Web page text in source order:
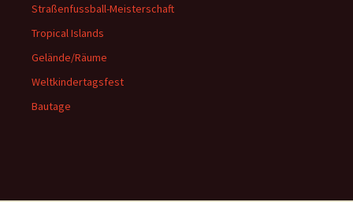
Straßenfussball-Meisterschaft
Tropical Islands
Gelände/Räume
Weltkindertagsfest
Bautage